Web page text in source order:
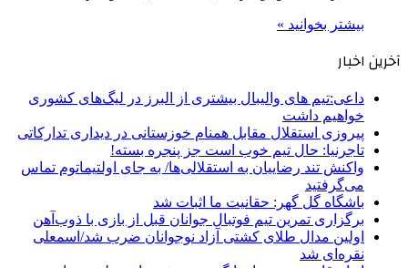
بیشتر بخوانید »
آخرین اخبار
داعی:تیم های والیبال بیشتری از البرز در لیگ‌های کشوری
خواهیم داشت
پیروزی استقلال مقابل همنام خوزستانی در دیداری تدارکاتی
تاجرنیا: حال تیم خوب است جز پنجره بسته!
واکنش تند رضاییان به استقلالی‌ها/ به جای اولتیماتوم تماس
می‌گرفتید
باشگاه گل گهر: حقانیت ما اثبات شد
برگزاری تمرین تیم فوتبال جوانان قبل از بازی با ذوب‌آهن
اولین مدال طلای کشتی آزاد نوجوانان ضرب شد/اسمعلی
نقره‌ای شد